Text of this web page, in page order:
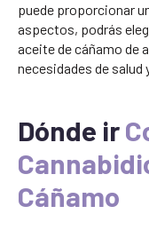
puede proporcionar
aspectos, podrás
aceite de cáñamo de
necesidades de salud
Dónde ir
Cáñamo